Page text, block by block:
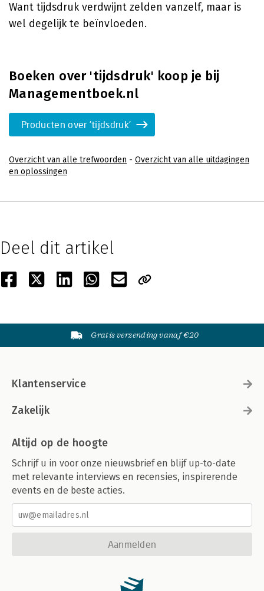
Want tijdsdruk verdwijnt zelden vanzelf, maar is
wel degelijk te beïnvloeden.
Boeken over 'tijdsdruk' koop je bij
Managementboek.nl
Producten over 'tijdsdruk'
Overzicht van alle trefwoorden - Overzicht van alle uitdagingen
en oplossingen
Deel dit artikel
Gratis verzending vanaf €20
Klantenservice
Zakelijk
Altijd op de hoogte
Schrijf u in voor onze nieuwsbrief en blijf up-to-date
met relevante interviews en recensies, inspirerende
events en de beste acties.
Aanmelden